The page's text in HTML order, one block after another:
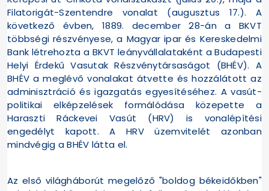
Filatorigát-Szentendre vonalat (augusztus 17.). A
következő évben, 1889. december 28-án a BKVT
többségi részvényese, a Magyar ipar és Kereskedelmi
Bank létrehozta a BKVT leányvállalataként a Budapesti
Helyi Érdekű Vasutak Részvénytársaságot (BHÉV). A
BHÉV a meglévő vonalakat átvette és hozzálátott az
adminisztráció és igazgatás egyesítéséhez. A vasút-
politikai elképzelések formálódása közepette a
Haraszti Ráckevei Vasút (HRV) is vonalépítési
engedélyt kapott. A HRV üzemvitelét azonban
mindvégig a BHÉV látta el.
Az első világháborút megelőző "boldog békeidőkben"